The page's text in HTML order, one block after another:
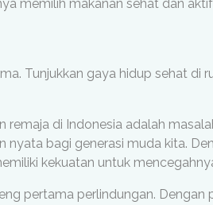
memilih makanan sehat dan
Tunjukkan gaya hidup sehat di
remaja di Indonesia adalah
nyata bagi generasi muda kita.
kekuatan untuk
pertama perlindungan.